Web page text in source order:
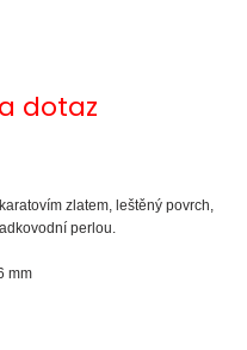
dotaz
zlatem, leštěný povrch,
perlou.
mm